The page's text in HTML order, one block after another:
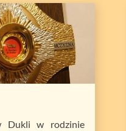
Dukli w rodzinie